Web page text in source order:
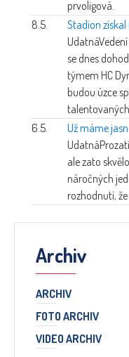
prvoligová.
8.5.
Stadion
Udatná
se dnes
týmem HC
budou úzce
6.5.
Už máme
Udatná
ale zato
náročných
rozhodnutí,
Archiv
ARCHIV
FOTO ARCHIV
VIDEO ARCHIV